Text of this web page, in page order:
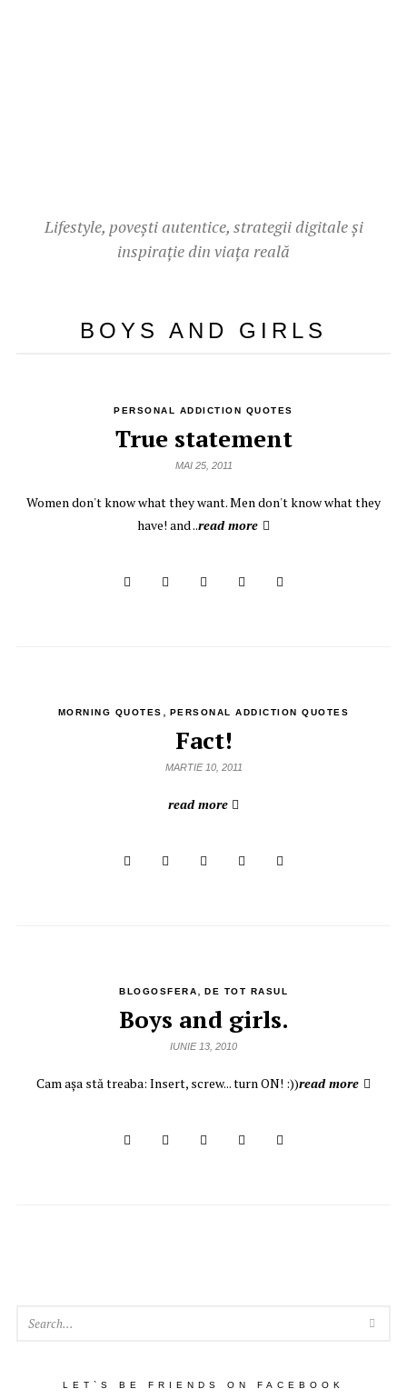
Lifestyle, povești autentice, strategii digitale și
inspirație din viața reală
BOYS AND GIRLS
PERSONAL ADDICTION QUOTES
True statement
MAI 25, 2011
Women don't know what they want. Men don't know what they
have! and ..read more
MORNING QUOTES PERSONAL ADDICTION QUOTES
Fact!
MARTIE 10, 2011
read more
BLOGOSFERA DE TOT RASUL
Boys and girls.
IUNIE 13, 2010
Cam aşa stă treaba: Insert, screw... turn ON! :))read more
LET`S BE FRIENDS ON FACEBOOK